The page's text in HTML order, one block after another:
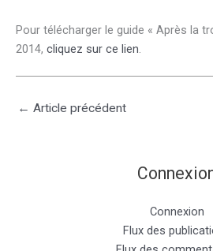
Pour télécharger le guide « Après la
2014, cliquez sur ce lien.
← Article précédent
Connexion
Flux des